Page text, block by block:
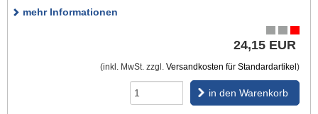
mehr Informationen
24,15 EUR
(inkl. MwSt. zzgl. Versandkosten für Standardartikel )
in den Warenkorb